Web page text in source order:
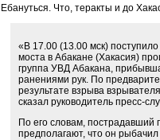
Ебануться. Что, теракты и до
«В 17.00 (13.00 мск)
моста в Абакане (Хакасия)
группа УВД Абакана,
ранениями рук. По
результате взрыва
сказал руководитель пресс-
По его словам, пострадавший
предполагают, что он